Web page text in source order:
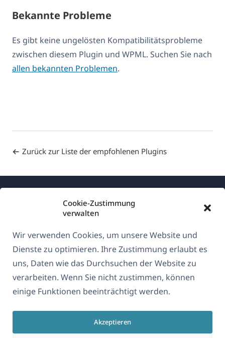
Cookie-Zustimmung
verwalten
Wir verwenden Cookies, um unsere Website und
Dienste zu optimieren. Ihre Zustimmung erlaubt es
uns, Daten wie das Durchsuchen der Website zu
verarbeiten. Wenn Sie nicht zustimmen, können
einige Funktionen beeinträchtigt werden.
Akzeptieren
Bekannte Probleme
Es gibt keine ungelösten Kompatibilitätsprobleme
zwischen diesem Plugin und WPML. Suchen Sie nach
allen bekannten Problemen.
Zurück zur Liste der empfohlenen Plugins
Deutsch
Über WPML
DSGVO & Datenschutzrichtlinie
Unserem Team beitreten(öffnet
in
Fenster)
in
einem
(öffnet
in
einem
in